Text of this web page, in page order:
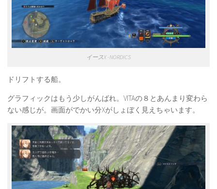
イースX -NORDICS
ドリフトする船。
グラフィックはもう少しがんばれ。VITAの８とあんまり変わら
ない感じが。画面がでかい分Xがしょぼく見えちゃいます。